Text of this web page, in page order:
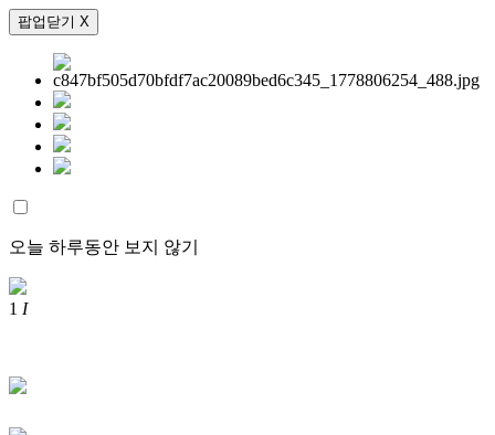
팝업닫기 X
오늘 하루동안 보지 않기
1 I